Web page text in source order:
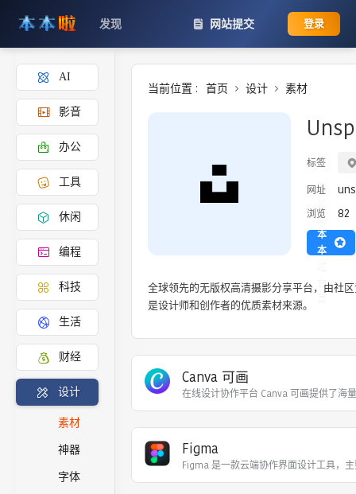
发现 网站提交 登录
AI
影音
办公
工具
休闲
编程
科技
生活
财经
设计
素材
神器
字体
当前位置 : 首页 设计 素材
标签
网址
浏览 82
添
到
本
本
主
全球领先的无版权高清摄影分享平台，由社
是设计师和创作者的优质素材来源。
Canva 可画
在线设计协作平台 Canva 可画提供了海
Figma
Figma 是一款‌云端协作界面设计工具‌，